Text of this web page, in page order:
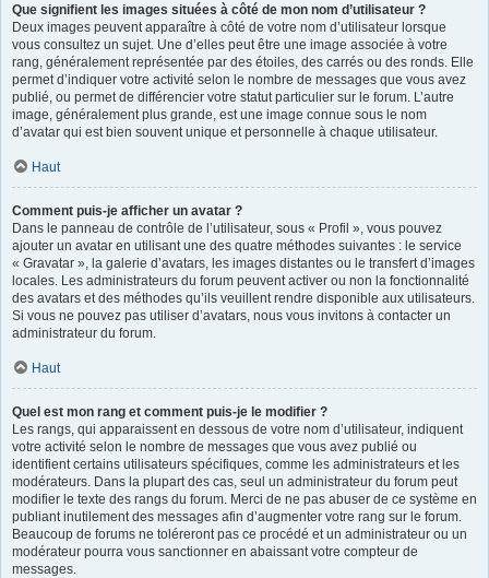
Que signifient les images situées à côté de mon nom d’utilisateur ?
Deux images peuvent apparaître à côté de votre nom d’utilisateur lorsque
vous consultez un sujet. Une d’elles peut être une image associée à votre
rang, généralement représentée par des étoiles, des carrés ou des ronds. Elle
permet d’indiquer votre activité selon le nombre de messages que vous avez
publié, ou permet de différencier votre statut particulier sur le forum. L’autre
image, généralement plus grande, est une image connue sous le nom
d’avatar qui est bien souvent unique et personnelle à chaque utilisateur.
Haut
Comment puis-je afficher un avatar ?
Dans le panneau de contrôle de l’utilisateur, sous « Profil », vous pouvez
ajouter un avatar en utilisant une des quatre méthodes suivantes : le service
« Gravatar », la galerie d’avatars, les images distantes ou le transfert d’images
locales. Les administrateurs du forum peuvent activer ou non la fonctionnalité
des avatars et des méthodes qu’ils veuillent rendre disponible aux utilisateurs.
Si vous ne pouvez pas utiliser d’avatars, nous vous invitons à contacter un
administrateur du forum.
Haut
Quel est mon rang et comment puis-je le modifier ?
Les rangs, qui apparaissent en dessous de votre nom d’utilisateur, indiquent
votre activité selon le nombre de messages que vous avez publié ou
identifient certains utilisateurs spécifiques, comme les administrateurs et les
modérateurs. Dans la plupart des cas, seul un administrateur du forum peut
modifier le texte des rangs du forum. Merci de ne pas abuser de ce système en
publiant inutilement des messages afin d’augmenter votre rang sur le forum.
Beaucoup de forums ne toléreront pas ce procédé et un administrateur ou un
modérateur pourra vous sanctionner en abaissant votre compteur de
messages.